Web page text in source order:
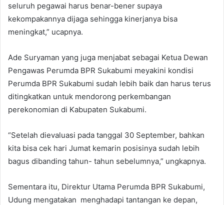
seluruh pegawai harus benar-bener supaya
kekompakannya dijaga sehingga kinerjanya bisa
meningkat,” ucapnya.
Ade Suryaman yang juga menjabat sebagai Ketua Dewan
Pengawas Perumda BPR Sukabumi meyakini kondisi
Perumda BPR Sukabumi sudah lebih baik dan harus terus
ditingkatkan untuk mendorong perkembangan
perekonomian di Kabupaten Sukabumi.
“Setelah dievaluasi pada tanggal 30 September, bahkan
kita bisa cek hari Jumat kemarin posisinya sudah lebih
bagus dibanding tahun- tahun sebelumnya,” ungkapnya.
Sementara itu, Direktur Utama Perumda BPR Sukabumi,
Udung mengatakan menghadapi tantangan ke depan,